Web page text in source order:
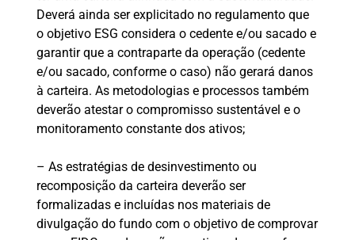
Deverá ainda ser explicitado no regulamento que
o objetivo ESG considera o cedente e/ou sacado e
garantir que a contraparte da operação (cedente
e/ou sacado, conforme o caso) não gerará danos
à carteira. As metodologias e processos também
deverão atestar o compromisso sustentável e o
monitoramento constante dos ativos;
– As estratégias de desinvestimento ou
recomposição da carteira deverão ser
formalizadas e incluídas nos materiais de
divulgação do fundo com o objetivo de comprovar